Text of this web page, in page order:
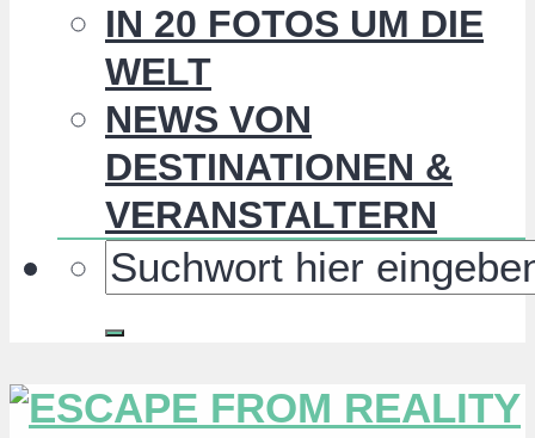
IN 20 FOTOS UM DIE
WELT
NEWS VON
DESTINATIONEN &
VERANSTALTERN